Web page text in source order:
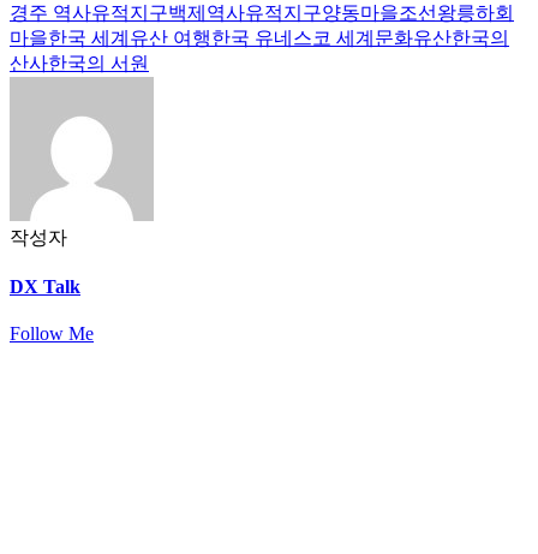
경주 역사유적지구백제역사유적지구양동마을조선왕릉하회
마을한국 세계유산 여행한국 유네스코 세계문화유산한국의
산사한국의 서원
작성자
DX Talk
Follow Me